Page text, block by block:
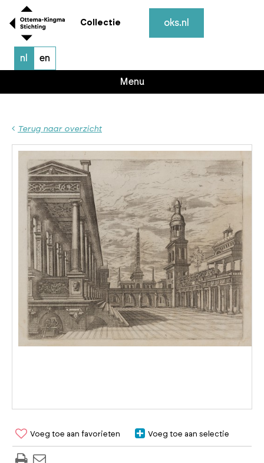
Collectie oks.nl
nl en
Menu
Terug naar overzicht
Voeg toe aan favorieten Voeg toe aan selectie